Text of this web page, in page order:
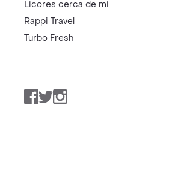
Licores cerca de mi
Rappi Travel
Turbo Fresh
Facebook
TwitterInstagram